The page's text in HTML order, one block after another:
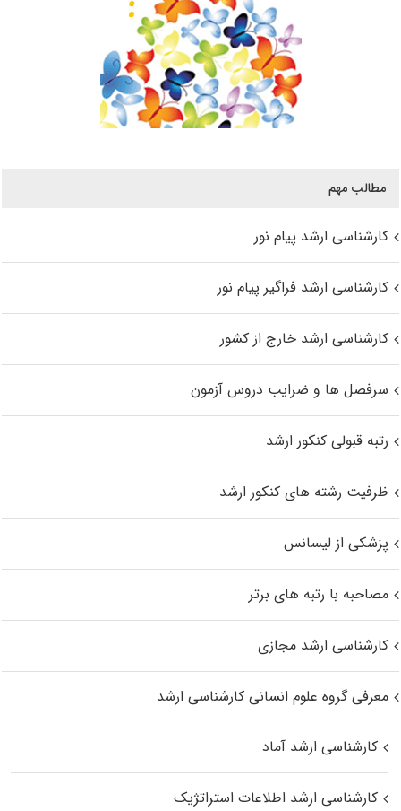
مطالب مهم
کارشناسی ارشد پیام نور
کارشناسی ارشد فراگیر پیام نور
کارشناسی ارشد خارج از کشور
سرفصل ها و ضرایب دروس آزمون
رتبه قبولی کنکور ارشد
ظرفیت رشته های کنکور ارشد
پزشکی از لیسانس
مصاحبه با رتبه های برتر
کارشناسی ارشد مجازی
معرفی گروه علوم انسانی کارشناسی ارشد
کارشناسی ارشد آماد
کارشناسی ارشد اطلاعات استراتژیک